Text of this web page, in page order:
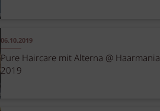
06.10.2019
Pure Haircare mit Alterna @ Haarmania
2019